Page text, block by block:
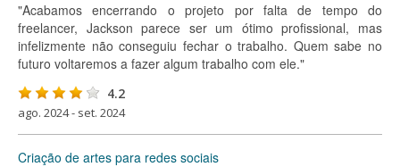
"Acabamos encerrando o projeto por falta de tempo do
freelancer, Jackson parece ser um ótimo profissional, mas
infelizmente não conseguiu fechar o trabalho. Quem sabe no
futuro voltaremos a fazer algum trabalho com ele."
4.2
ago. 2024 - set. 2024
Criação de artes para redes sociais